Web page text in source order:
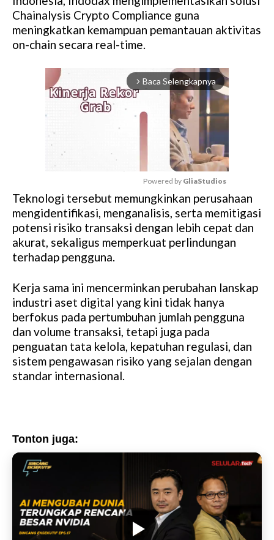
Chainalysis Crypto Compliance guna
meningkatkan kemampuan pemantauan aktivitas
on-chain secara real-time.
arrow_forward_ios Baca Selengkapnya
M
u
t
e
Powered by GliaStudios
Teknologi tersebut memungkinkan perusahaan
mengidentifikasi, menganalisis, serta memitigasi
potensi risiko transaksi dengan lebih cepat dan
akurat, sekaligus memperkuat perlindungan
terhadap pengguna.
Kerja sama ini mencerminkan perubahan lanskap
industri aset digital yang kini tidak hanya
berfokus pada pertumbuhan jumlah pengguna
dan volume transaksi, tetapi juga pada
penguatan tata kelola, kepatuhan regulasi, dan
sistem pengawasan risiko yang sejalan dengan
standar internasional.
Tonton juga: